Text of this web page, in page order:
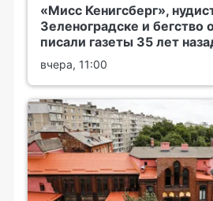
«Мисс Кенигсберг»,
Зеленоградске и бегство
писали газеты 35 лет
вчера, 11:00